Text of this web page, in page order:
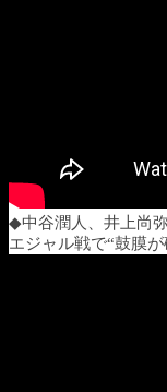
◆中谷潤人、井上尚
エジャル戦で“鼓膜